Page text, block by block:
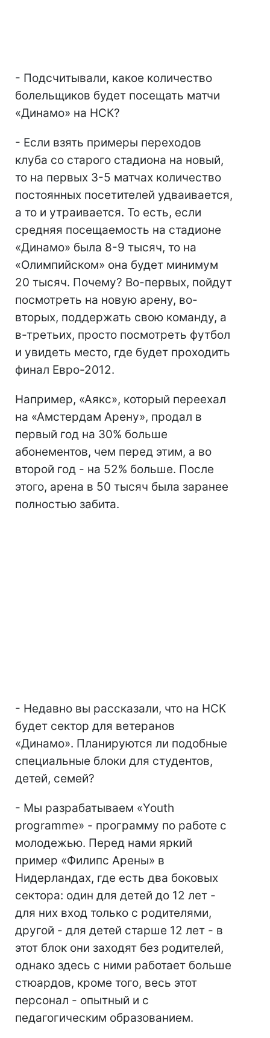
- Подсчитывали, какое количество
болельщиков будет посещать матчи
«Динамо» на НСК?
- Если взять примеры переходов
клуба со старого стадиона на новый,
то на первых 3-5 матчах количество
постоянных посетителей удваивается,
а то и утраивается. То есть, если
средняя посещаемость на стадионе
«Динамо» была 8-9 тысяч, то на
«Олимпийском» она будет минимум
20 тысяч. Почему? Во-первых, пойдут
посмотреть на новую арену, во-
вторых, поддержать свою команду, а
в-третьих, просто посмотреть футбол
и увидеть место, где будет проходить
финал Евро-2012.
Например, «Аякс», который переехал
на «Амстердам Арену», продал в
первый год на 30% больше
абонементов, чем перед этим, а во
второй год - на 52% больше. После
этого, арена в 50 тысяч была заранее
полностью забита.
- Недавно вы рассказали, что на НСК
будет сектор для ветеранов
«Динамо». Планируются ли подобные
специальные блоки для студентов,
детей, семей?
- Мы разрабатываем «Youth
programme» - программу по работе с
молодежью. Перед нами яркий
пример «Филипс Арены» в
Нидерландах, где есть два боковых
сектора: один для детей до 12 лет -
для них вход только с родителями,
другой - для детей старше 12 лет - в
этот блок они заходят без родителей,
однако здесь с ними работает больше
стюардов, кроме того, весь этот
персонал - опытный и с
педагогическим образованием.